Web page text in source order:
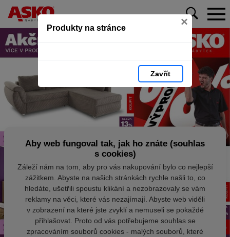
Produkty na stránce ×
Zavřít
Aby web fungoval tak, jak ho znáte (souhlas
s cookies)
Záleží nám na tom, aby pro vás nakupování bylo co nejlepší
zážitkem. Abyste na našich stránkách rychle našli to, co
hledáte, ušetřili spoustu klikání a nezobrazovaly se vám
reklamy na věci, které vás nezajímají. Abyste web viděli
v zobrazení na které jste zvyklí a nemuseli se pokaždé
přihlašovat. Proto od vás potřebujeme souhlas se
zpracováním souborů cookies - malých souborů, které